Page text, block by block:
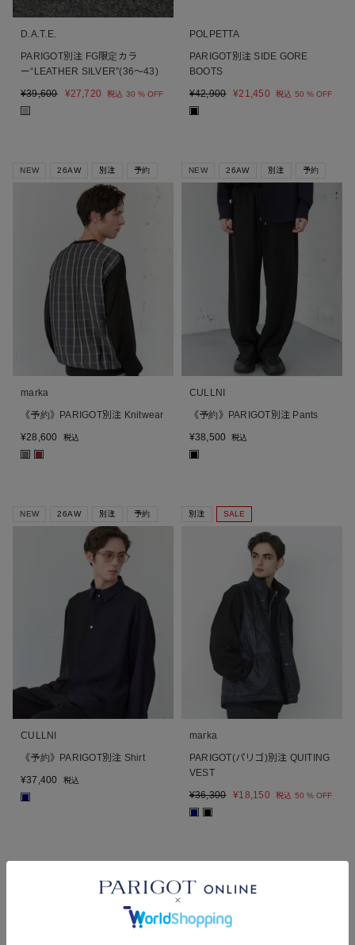
D.A.T.E.
PARIGOT別注 FG限定カラ
ー“LEATHER SILVER”(36～43)
¥39,600 ¥27,720 税込 30 % OFF
POLPETTA
PARIGOT別注 SIDE GORE
BOOTS
¥42,900 ¥21,450 税込 50 % OFF
NEW 26AW 別注 予約
marka
《予約》PARIGOT別注 Knitwear
¥28,600 税込
■ ■
NEW 26AW 別注 予約
CULLNI
《予約》PARIGOT別注 Pants
¥38,500 税込
■
NEW 26AW 別注 予約
CULLNI
《予約》PARIGOT別注 Shirt
¥37,400 税込
■
別注 SALE
marka
PARIGOT(パリゴ)別注 QUITING
VEST
¥36,300 ¥18,150 税込 50 % OFF
■ ■